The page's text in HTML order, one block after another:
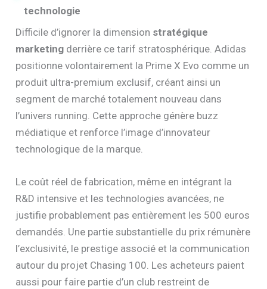
technologie
Difficile d’ignorer la dimension stratégique
marketing derrière ce tarif stratosphérique. Adidas
positionne volontairement la Prime X Evo comme un
produit ultra-premium exclusif, créant ainsi un
segment de marché totalement nouveau dans
l’univers running. Cette approche génère buzz
médiatique et renforce l’image d’innovateur
technologique de la marque.
Le coût réel de fabrication, même en intégrant la
R&D intensive et les technologies avancées, ne
justifie probablement pas entièrement les 500 euros
demandés. Une partie substantielle du prix rémunère
l’exclusivité, le prestige associé et la communication
autour du projet Chasing 100. Les acheteurs paient
aussi pour faire partie d’un club restreint de